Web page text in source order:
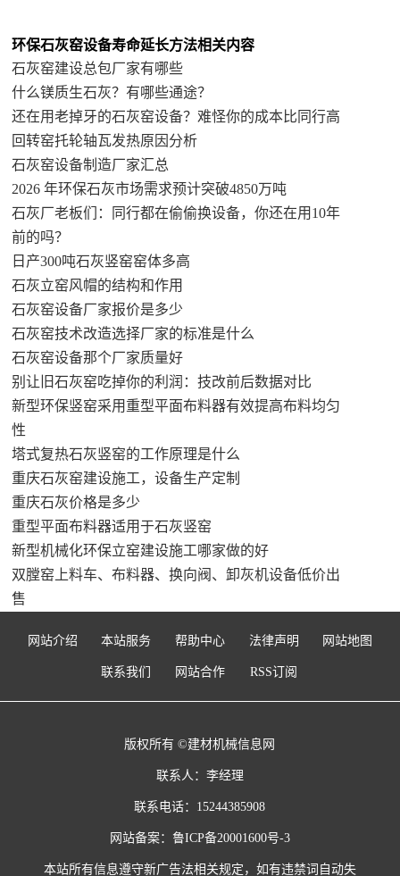
环保石灰窑设备寿命延长方法相关内容
石灰窑建设总包厂家有哪些
什么镁质生石灰？有哪些通途？
还在用老掉牙的石灰窑设备？难怪你的成本比同行高
回转窑托轮轴瓦发热原因分析
石灰窑设备制造厂家汇总
2026 年环保石灰市场需求预计突破4850万吨
石灰厂老板们：同行都在偷偷换设备，你还在用10年
前的吗？
日产300吨石灰竖窑窑体多高
石灰立窑风帽的结构和作用
石灰窑设备厂家报价是多少
石灰窑技术改造选择厂家的标准是什么
石灰窑设备那个厂家质量好
别让旧石灰窑吃掉你的利润：技改前后数据对比
新型环保竖窑采用重型平面布料器有效提高布料均匀
性
塔式复热石灰竖窑的工作原理是什么
重庆石灰窑建设施工，设备生产定制
重庆石灰价格是多少
重型平面布料器适用于石灰竖窑
新型机械化环保立窑建设施工哪家做的好
双膛窑上料车、布料器、换向阀、卸灰机设备低价出
售
网站介绍 本站服务 帮助中心 法律声明 网站地图
联系我们 网站合作 RSS订阅
版权所有 ©建材机械信息网
联系人：李经理
联系电话：15244385908
网站备案： 鲁ICP备20001600号-3
本站所有信息遵守新广告法相关规定，如有违禁词自动失